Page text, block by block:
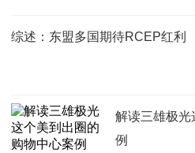
综述：东盟多国期待RCEP红利
解读三雄极光
例